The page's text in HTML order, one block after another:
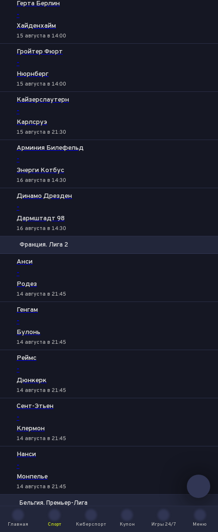
Герта Берлин
-
Хайденхайм
15 августа в 14:00
Гройтер Фюрт
-
Нюрнберг
15 августа в 14:00
Кайзерслаутерн
-
Карлсруэ
15 августа в 21:30
Арминия Билефельд
-
Энерги Котбус
16 августа в 14:30
Динамо Дрезден
-
Дармштадт 98
16 августа в 14:30
Франция. Лига 2
Анси
-
Родез
14 августа в 21:45
Генгам
-
Булонь
14 августа в 21:45
Реймс
-
Дюнкерк
14 августа в 21:45
Сент-Этьен
-
Клермон
14 августа в 21:45
Нанси
-
Монпелье
14 августа в 21:45
Бельгия. Премьер-Лига
Серкль Брюгге
Главная
Спорт
Киберспорт
Купон
Игры 24/7
Меню